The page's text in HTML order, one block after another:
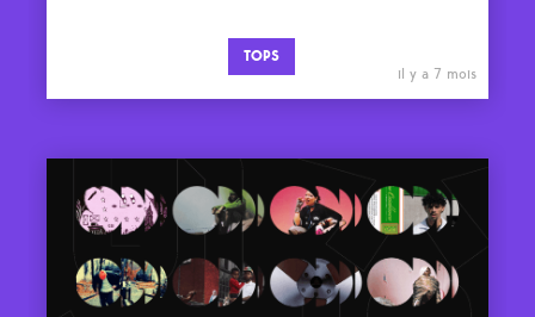
TOPS
il y a 7 mois